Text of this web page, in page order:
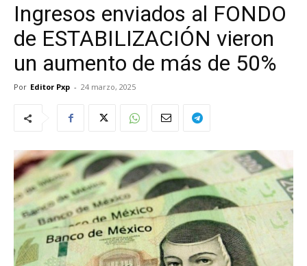
Ingresos enviados al FONDO
de ESTABILIZACIÓN vieron
un aumento de más de 50%
Por Editor Pxp - 24 marzo, 2025